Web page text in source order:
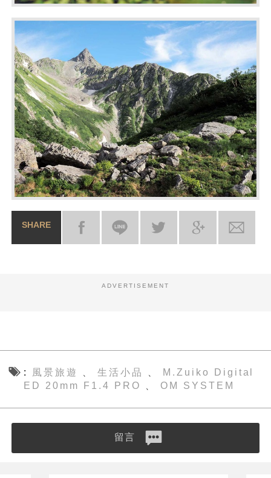
SHARE
ADVERTISEMENT
風景旅遊 生活小品
M.Zuiko Digital
ED 20mm F1.4 PRO
OM SYSTEM
留言